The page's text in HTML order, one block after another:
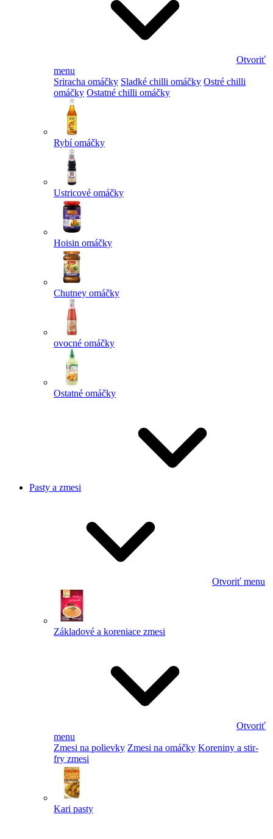
Otvoriť
menu
Sriracha omáčky Sladké chilli omáčky Ostré chilli
omáčky Ostatné chilli omáčky
Rybí omáčky
Ustricové omáčky
Hoisin omáčky
Chutney omáčky
ovocné omáčky
Ostatné omáčky
Pasty a zmesi
Otvoriť menu
Základové a koreniace zmesi
Otvoriť
menu
Zmesi na polievky Zmesi na omáčky Koreniny a stir-
fry zmesi
Kari pasty